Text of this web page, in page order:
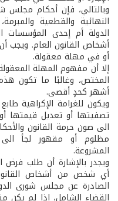
وبالتالي، فإن أحكام مجلس
النهائية والقطعية
الدولة أم إحدى
أشخاص القانون العام. ويجب
أو في مهلة معقولة.
إلا أن مفهوم المهلة
المختص، وغالبًا ما تكون
أشهر كحدٍ أقصى.
ويكون للغرامة الإكراهية
تصفيتها أو تعديل قيمتها
الى صون حرمة القانون
مظلوم أو مقهور لجأ
المشروعة.
ويجدر بالإشارة أن طلب فرض
أي شخص من أشخاص القانون
الصادرة عن مجلس شورى
القضاء الشامل، إذا لم يكن